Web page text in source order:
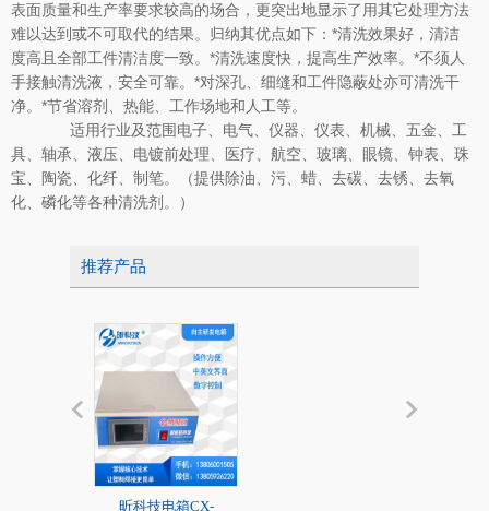
表面质量和生产率要求较高的场合，更突出地显示了用其它处理方法
难以达到或不可取代的结果。归纳其优点如下：*清洗效果好，清洁
度高且全部工件清洁度一致。*清洗速度快，提高生产效率。*不须人
手接触清洗液，安全可靠。*对深孔、细缝和工件隐蔽处亦可清洗干
净。*节省溶剂、热能、工作场地和人工等。
适用行业及范围电子、电气、仪器、仪表、机械、五金、工
具、轴承、液压、电镀前处理、医疗、航空、玻璃、眼镜、钟表、珠
宝、陶瓷、化纤、制笔。（提供除油、污、蜡、去碳、去锈、去氧
化、磷化等各种清洗剂。）
推荐产品
昕科技电箱CX-